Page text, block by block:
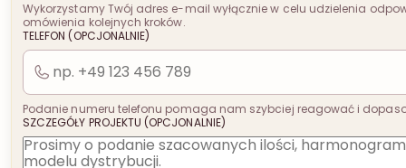
Wykorzystamy Twój adres e-mail wyłącznie w celu udzielenia
omówienia kolejnych kroków.
TELEFON (OPCJONALNIE)
Podanie numeru telefonu pomaga nam szybciej reagować i
SZCZEGÓŁY PROJEKTU (OPCJONALNIE)